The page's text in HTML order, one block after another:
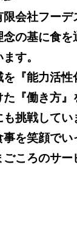
限会社フーデ
念の基に食
す。
を『能力活
た『働き方
も挑戦してい
事を笑顔で
ころのサー